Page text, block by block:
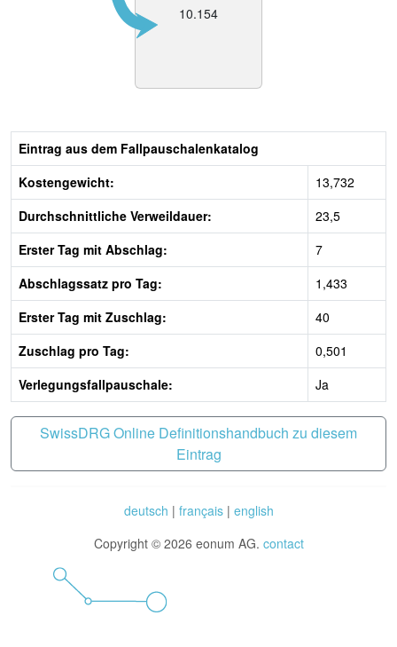
10.154
Eintrag aus dem Fallpauschalenkatalog
Kostengewicht:
13,732
Durchschnittliche Verweildauer:
23,5
Erster Tag mit Abschlag:
7
Abschlagssatz pro Tag:
1,433
Erster Tag mit Zuschlag:
40
Zuschlag pro Tag:
0,501
Verlegungsfallpauschale:
Ja
SwissDRG Online Definitionshandbuch zu diesem
Eintrag
deutsch | français| english
Copyright © 2026 eonum AG. contact